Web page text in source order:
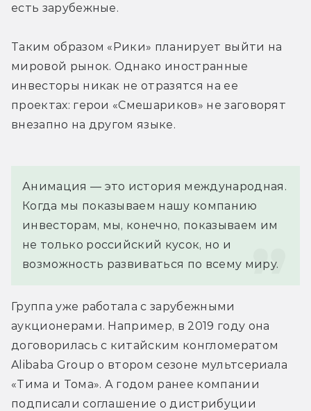
есть зарубежные.
Таким образом «Рики» планирует выйти на
мировой рынок. Однако иностранные
инвесторы никак не отразятся на ее
проектах: герои «Смешариков» не заговорят
внезапно на другом языке.
Анимация — это история международная.
Когда мы показываем нашу компанию
инвесторам, мы, конечно, показываем им
не только российский кусок, но и
возможность развиваться по всему миру.
Группа уже работала с зарубежными
аукционерами. Например, в 2019 году она
договорилась с китайским конгломератом
Alibaba Group о втором сезоне мультсериала
«Тима и Тома». А годом ранее компании
подписали соглашение о дистрибуции